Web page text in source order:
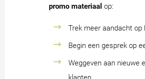
promo materiaal op:
Trek meer aandacht op
Begin een gesprek op
Weggeven aan nieuwe